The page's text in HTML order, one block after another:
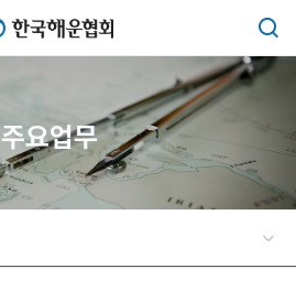
검색
한국해운협회
주요업무